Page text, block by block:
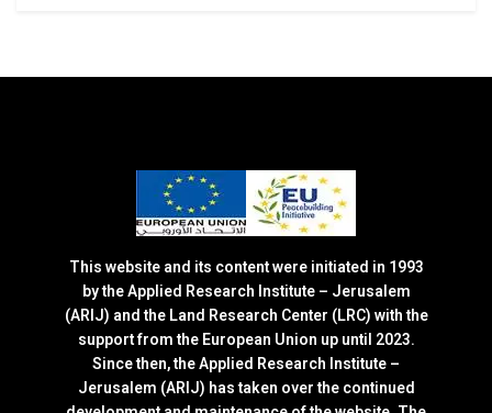
This website and its content were initiated in 1993
by the Applied Research Institute – Jerusalem
(ARIJ) and the Land Research Center (LRC) with the
support from the European Union up until 2023.
Since then, the Applied Research Institute –
Jerusalem (ARIJ) has taken over the continued